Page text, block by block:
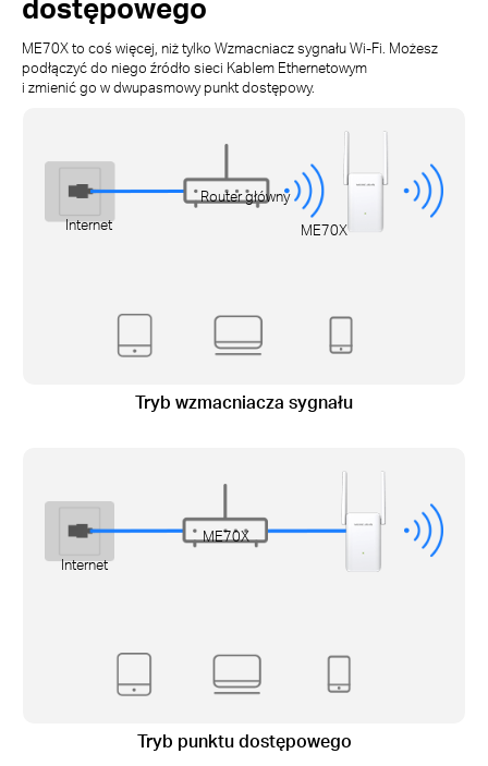
ME70X to coś więcej, niż tylko Wzmacniacz sygnału Wi-Fi. Możesz
podłączyć do niego źródło sieci Kablem Ethernetowym
i zmienić go w dwupasmowy punkt dostępowy.
Internet
Router główny
ME70X
Tryb wzmacniacza sygnału
Internet
ME70X
Tryb punktu dostępowego